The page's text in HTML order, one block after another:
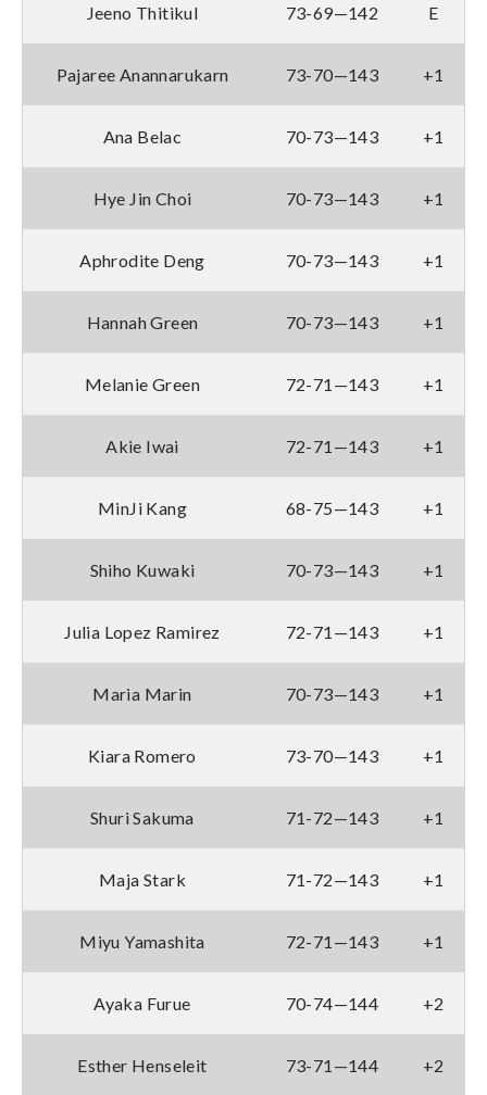
Jeeno Thitikul 73-69—142 E
Pajaree Anannarukarn 73-70—143 +1
Ana Belac 70-73—143 +1
Hye Jin Choi 70-73—143 +1
Aphrodite Deng 70-73—143 +1
Hannah Green 70-73—143 +1
Melanie Green 72-71—143 +1
Akie Iwai 72-71—143 +1
MinJi Kang 68-75—143 +1
Shiho Kuwaki 70-73—143 +1
Julia Lopez Ramirez 72-71—143 +1
Maria Marin 70-73—143 +1
Kiara Romero 73-70—143 +1
Shuri Sakuma 71-72—143 +1
Maja Stark 71-72—143 +1
Miyu Yamashita 72-71—143 +1
Ayaka Furue 70-74—144 +2
Esther Henseleit 73-71—144 +2